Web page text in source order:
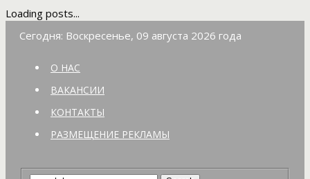
Loading posts...
Сегодня: Воскресенье, 09 августа 2026 года
О НАС
ВАКАНСИИ
КОНТАКТЫ
РАЗМЕЩЕНИЕ РЕКЛАМЫ